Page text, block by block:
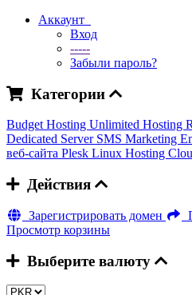
Аккаунт
Вход
-----
Забыли пароль?
Категории
Budget Hosting Unlimited Hosting
Dedicated Server SMS Marketing
веб-сайта Plesk Linux Hosting
Действия
Зарегистрировать домен
Просмотр корзины
Выберите валюту